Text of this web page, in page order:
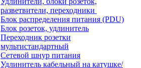
разветвители, переходники
Блок распределения питания (PDU)
Блок розеток, удлинитель
Переходник розетки
мультистандартный
Сетевой шнур питания
Удлинитель кабельный на катушке/